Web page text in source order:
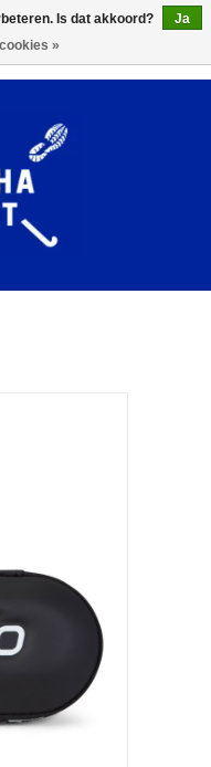
Is dat akkoord?
Ja
»